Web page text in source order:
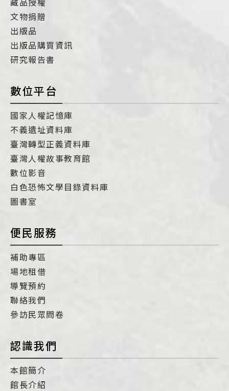
文物捐贈
出版品
出版品購買資訊
研究報告書
數位平台
國家人權記憶庫
不義遺址資料庫
臺灣轉型正義資料庫
臺灣人權故事教育館
數位影音
白色恐怖文學目錄資料庫
圖書室
便民服務
補助專區
場地租借
導覽預約
聯絡我們
參訪民眾問卷
認識我們
本館簡介
館長介紹